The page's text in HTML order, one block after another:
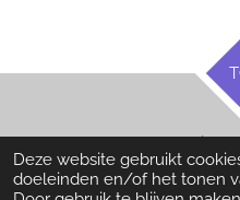
Deze website gebruikt
doeleinden en/of het tonen
© 2021 - 2026 Waterplezier
Powered byJouwWeb